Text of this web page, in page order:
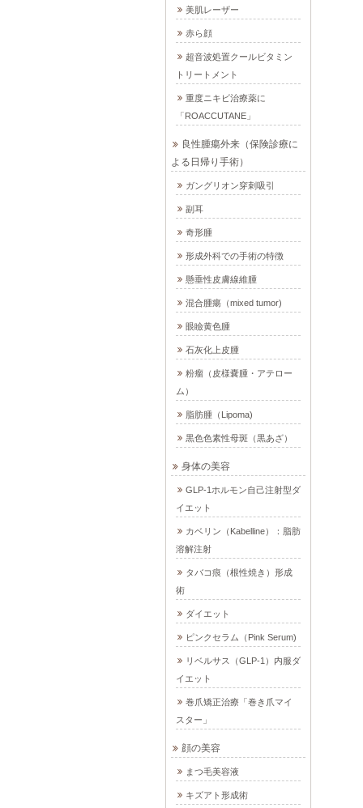
美肌レーザー
赤ら顔
超音波処置クールビタミン
トリートメント
重度ニキビ治療薬に
「ROACCUTANE」
良性腫瘍外来（保険診療に
よる日帰り手術）
ガングリオン穿刺吸引
副耳
奇形腫
形成外科での手術の特徴
懸垂性皮膚線維腫
混合腫瘍（mixed tumor)
眼瞼黄色腫
石灰化上皮腫
粉瘤（皮様嚢腫・アテロー
ム）
脂肪腫（Lipoma)
黒色色素性母斑（黒あざ）
身体の美容
GLP-1ホルモン自己注射型ダ
イエット
カベリン（Kabelline）：脂肪
溶解注射
タバコ痕（根性焼き）形成
術
ダイエット
ピンクセラム（Pink Serum)
リベルサス（GLP-1）内服ダ
イエット
巻爪矯正治療「巻き爪マイ
スター」
顔の美容
まつ毛美容液
キズアト形成術